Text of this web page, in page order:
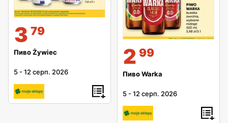
3 79
Пиво Żywiec
5 -12 серп. 2026
2 99
Пиво Warka
5 -12 серп. 2026